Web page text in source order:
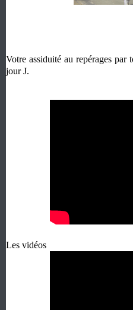
Votre assiduité au repérages
jour J.
Les vidéos